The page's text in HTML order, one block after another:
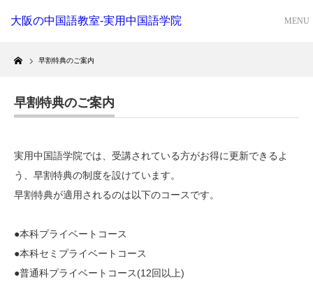
大阪の中国語教室-実用中国語学院
Home
早割特典のご案内
早割特典のご案内
実用中国語学院では、受講されている方がお得に更新できるよ
う、早割特典の制度を設けています。
早割特典が適用されるのは以下のコースです。
●本科プライベートコース
●本科セミプライベートコース
●普通科プライベートコース(12回以上)